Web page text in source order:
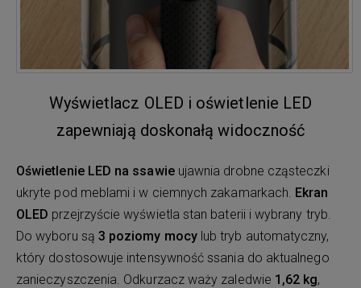
Wyświetlacz OLED i oświetlenie LED
zapewniają doskonałą widoczność
Oświetlenie LED na ssawieujawnia drobne cząsteczki
ukryte pod meblami i w ciemnych zakamarkach. Ekran
OLED przejrzyście wyświetla stan baterii i wybrany tryb.
Do wyboru są 3 poziomy mocylub tryb automatyczny,
który dostosowuje intensywność ssania do aktualnego
zanieczyszczenia. Odkurzacz waży zaledwie 1,62 kg,